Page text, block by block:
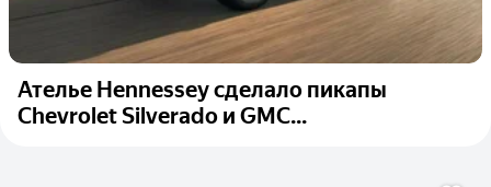
Ателье Hennessey сделало пикапы
Chevrolet Silverado и GMC...